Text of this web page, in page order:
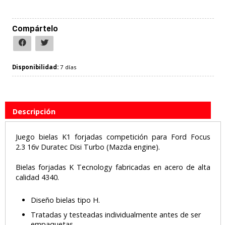
Compártelo
Disponibilidad: 7 días
Descripción
Juego bielas K1 forjadas competición para Ford Focus
2.3 16v Duratec Disi Turbo (Mazda engine).
Bielas forjadas K Tecnology fabricadas en acero de alta
calidad 4340.
Diseño bielas tipo H.
Tratadas y testeadas individualmente antes de ser